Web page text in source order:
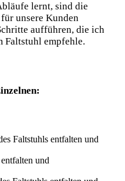
lernt, sind die
unsere Kunden
aufführen, die ich
Faltstuhl empfehle.
‍Faltstuhls entfalten und‌
und